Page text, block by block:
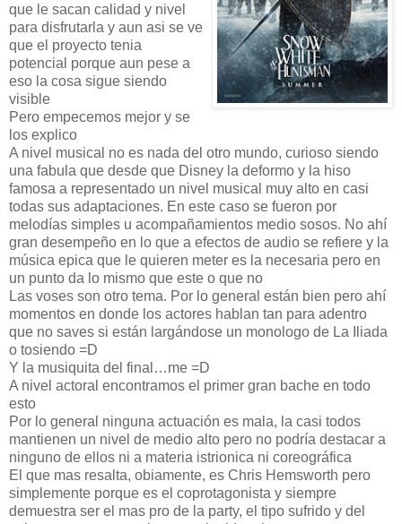
que le sacan calidad y nivel
para disfrutarla y aun asi se ve
que el proyecto tenia
potencial porque aun pese a
eso la cosa sigue siendo
visible
Pero empecemos mejor y se
los explico
A nivel musical no es nada del otro mundo, curioso siendo
una fabula que desde que Disney la deformo y la hiso
famosa a representado un nivel musical muy alto en casi
todas sus adaptaciones. En este caso se fueron por
melodías simples u acompañamientos medio sosos. No ahí
gran desempeño en lo que a efectos de audio se refiere y la
música epica que le quieren meter es la necesaria pero en
un punto da lo mismo que este o que no
Las voses son otro tema. Por lo general están bien pero ahí
momentos en donde los actores hablan tan para adentro
que no saves si están largándose un monologo de La Iliada
o tosiendo =D
Y la musiquita del final…me =D
A nivel actoral encontramos el primer gran bache en todo
esto
Por lo general ninguna actuación es mala, la casi todos
mantienen un nivel de medio alto pero no podría destacar a
ninguno de ellos ni a materia istrionica ni coreográfica
El que mas resalta, obiamente, es Chris Hemsworth pero
simplemente porque es el coprotagonista y siempre
demuestra ser el mas pro de la party, el tipo sufrido y del